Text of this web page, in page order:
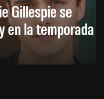
Gillespie se
en la temporada